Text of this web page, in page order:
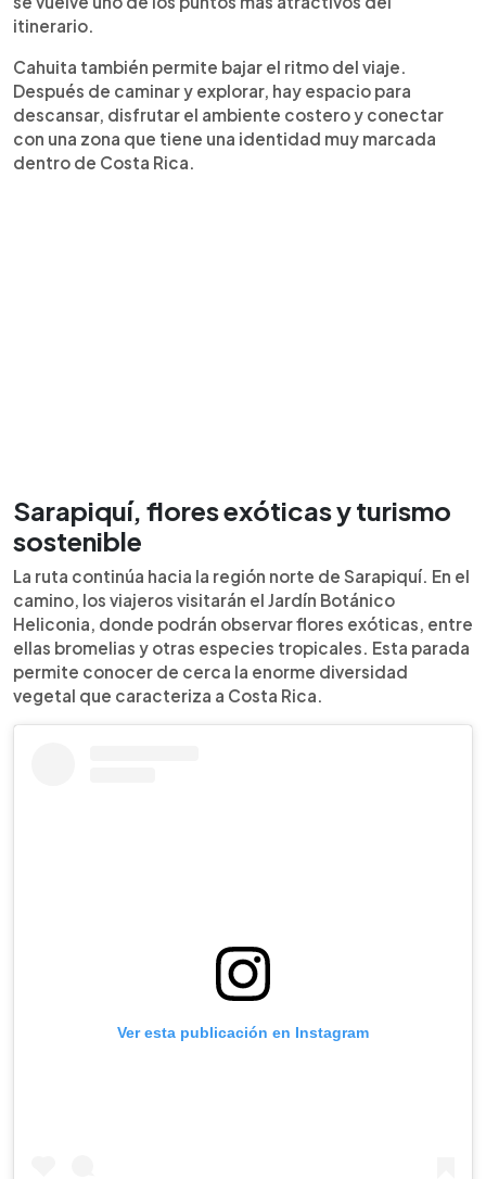
itinerario.
Cahuita también permite bajar el ritmo del viaje.
Después de caminar y explorar, hay espacio para
descansar, disfrutar el ambiente costero y conectar
con una zona que tiene una identidad muy marcada
dentro de Costa Rica.
Sarapiquí, flores exóticas y turismo
sostenible
La ruta continúa hacia la región norte de Sarapiquí. En el
camino, los viajeros visitarán el Jardín Botánico
Heliconia, donde podrán observar flores exóticas, entre
ellas bromelias y otras especies tropicales. Esta parada
permite conocer de cerca la enorme diversidad
vegetal que caracteriza a Costa Rica.
Ver esta publicación en Instagram